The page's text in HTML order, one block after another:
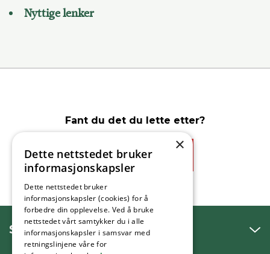
Nyttige lenker
Fant du det du lette etter?
Ja
SNAKK MED OSS
×
Dette nettstedet bruker
informasjonskapsler
Dette nettstedet bruker
informasjonskapsler (cookies) for å
forbedre din opplevelse. Ved å bruke
nettstedet vårt samtykker du i alle
informasjonskapsler i samsvar med
retningslinjene våre for